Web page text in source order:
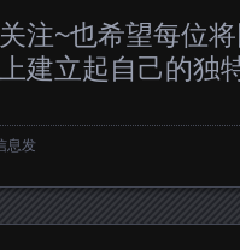
注~也希望每位
建立起自己的独
息发